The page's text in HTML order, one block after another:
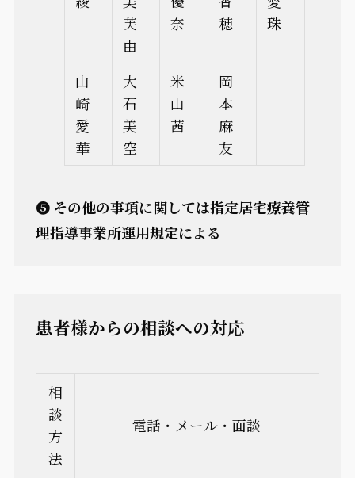
芙
由
奈
穂
珠
山
崎
愛
華
大
石
美
空
米
山
茜
岡
本
麻
友
❺ その他の事項に関しては指定居宅療養管
理指導事業所運用規定による
患者様からの相談への対応
相
談
方
法
電話・メール・面談